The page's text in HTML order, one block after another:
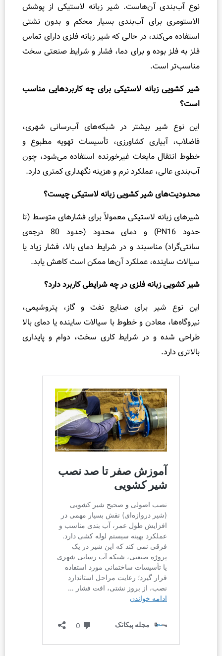
آن‌هاست. شیر زبانه لاستیکی از پوشش
آب‌بندی بسیار محکم و بدون نشتی
در حالی که شیر زبانه فلزی دارای تماس
و برای دما، فشار و شرایط صنعتی سخت
لاستیکی برای چه کاربردهایی مناسب
بیشتر در شبکه‌های آب‌رسانی شهری،
کشاورزی، تأسیسات تهویه مطبوع و
مایعات غیرخورنده استفاده می‌شود، چون
عملکرد نرم و هزینه نگهداری کمتری دارد.
شیر کشویی زبانه لاستیکی چیست؟
لاستیکی معمولاً برای فشارهای متوسط (تا
حدود PN16) و دمای محدود (حدود 80 درجه‌ی
و در شرایط دمای بالا، فشار زیاد یا
عملکرد آن‌ها ممکن است کاهش یابد.
فلزی در چه شرایطی کاربرد دارد؟
برای صنایع نفت و گاز، پتروشیمی،
و خطوط با سیالات ساینده یا دمای بالا
در شرایط کاری سخت، دوام و پایداری